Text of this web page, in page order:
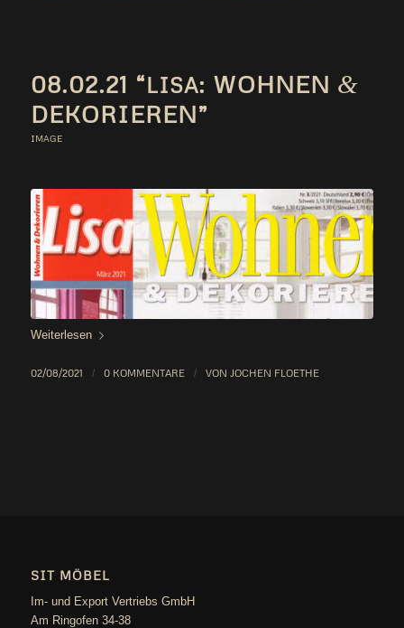
08.02.21 “LISA: WOHNEN &
DEKORIEREN”
IMAGE
Wei­ter­le­sen
02/08/2021 / 0 KOMMENTARE / VON JOCHEN FLOETHE
SIT MÖBEL
Im- und Export Vertriebs GmbH
Am Ringofen 34-38